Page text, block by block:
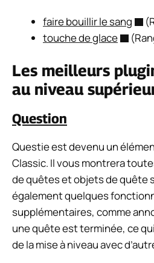
faire bouillir le sang
touche de glace
Les meilleurs
au niveau
Question
Questie est devenu un
Classic. Il vous montrera
de quêtes et objets de quête
également quelques
supplémentaires, comme
une quête est terminée, ce
de la mise à niveau avec